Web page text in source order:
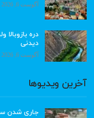
آگوست 6, 2026
دره
دیدنی
آگوست 6, 2026
آخرین ویدیوها
جاری شدن